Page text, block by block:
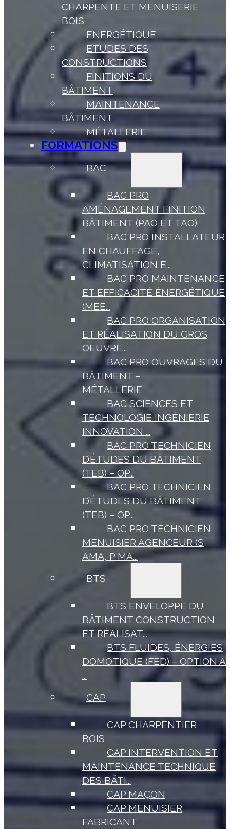
CHARPENTE ET MENUISERIE
BOIS
ENERGÉTIQUE
ETUDES DES
CONSTRUCTIONS
FINITIONS DU
BÂTIMENT
MAINTENANCE
BÂTIMENT
MÉTALLERIE
FORMATIONS
BAC
BAC PRO
AMÉNAGEMENT FINITION
BÂTIMENT (PAO ET TAO)
BAC PRO INSTALLATEUR
EN CHAUFFAGE,
CLIMATISATION E...
BAC PRO MAINTENANCE
ET EFFICACITÉ ÉNERGÉTIQUE
(MEE...
BAC PRO ORGANISATION
ET RÉALISATION DU GROS
OEUVRE...
BAC PRO OUVRAGES DU
BÂTIMENT –
MÉTALLERIE
BAC SCIENCES ET
TECHNOLOGIE INGÉNIERIE
INNOVATION ...
BAC PRO TECHNICIEN
D’ÉTUDES DU BÂTIMENT
(TEB) – OP...
BAC PRO TECHNICIEN
D’ÉTUDES DU BÂTIMENT
(TEB) – OP...
BAC PRO TECHNICIEN
MENUISIER AGENCEUR (S
AMA, P MA...
BTS
BTS ENVELOPPE DU
BÂTIMENT CONSTRUCTION
ET RÉALISAT...
BTS FLUIDES, ÉNERGIES,
DOMOTIQUE (FED) – OPTION A
...
CAP
CAP CHARPENTIER
BOIS
CAP INTERVENTION ET
MAINTENANCE TECHNIQUE
DES BÂTI...
CAP MAÇON
CAP MENUISIER
FABRICANT